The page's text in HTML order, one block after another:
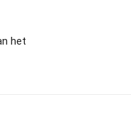
het